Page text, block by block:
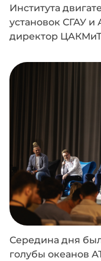
Института
установок СГАУ
директор
Середина дня
голубы океанов